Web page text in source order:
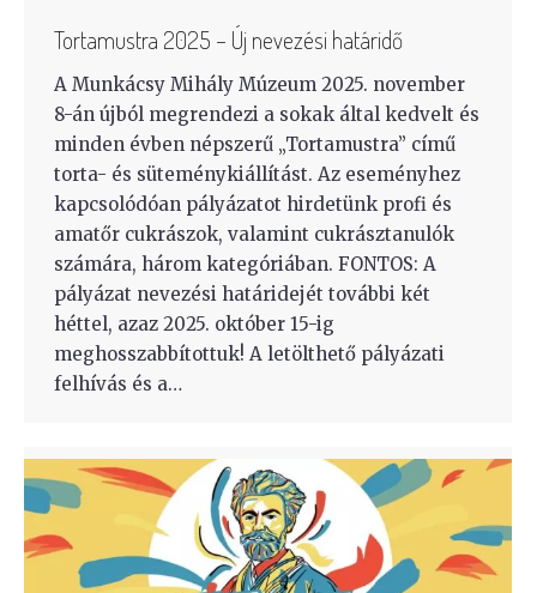
Tortamustra 2025 – Új nevezési határidő
A Munkácsy Mihály Múzeum 2025. november
8-án újból megrendezi a sokak által kedvelt és
minden évben népszerű „Tortamustra” című
torta- és süteménykiállítást. Az eseményhez
kapcsolódóan pályázatot hirdetünk profi és
amatőr cukrászok, valamint cukrásztanulók
számára, három kategóriában. FONTOS: A
pályázat nevezési határidejét további két
héttel, azaz 2025. október 15-ig
meghosszabbítottuk! A letölthető pályázati
felhívás és a…